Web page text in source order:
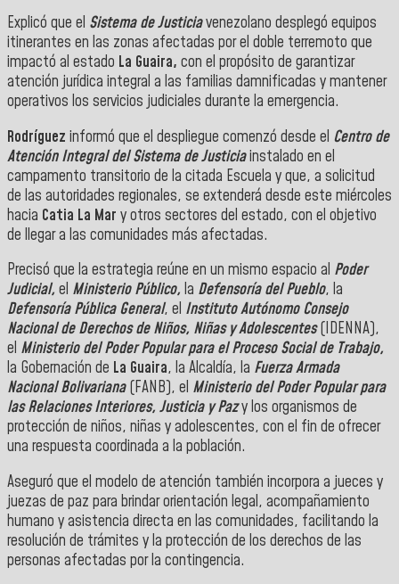
Explicó que el Sistema de Justiciavenezolano desplegó equipos
itinerantes en las zonas afectadas por el doble terremoto que
impactó al estado La Guaira, con el propósito de garantizar
atención jurídica integral a las familias damnificadas y mantener
operativos los servicios judiciales durante la emergencia.
Rodríguez informó que el despliegue comenzó desde el Centro de
Atención Integral del Sistema de Justiciainstalado en el
campamento transitorio de la citada Escuela y que, a solicitud
de las autoridades regionales, se extenderá desde este miércoles
hacia Catia La Mar y otros sectores del estado, con el objetivo
de llegar a las comunidades más afectadas.
Precisó que la estrategia reúne en un mismo espacio al Poder
Judicial, el Ministerio Público, la Defensoría del Pueblo, la
Defensoría Pública General, el Instituto Autónomo Consejo
Nacional de Derechos de Niños, Niñas y Adolescentes(IDENNA),
el Ministerio del Poder Popular para el Proceso Social de Trabajo,
la Gobernación de La Guaira, la Alcaldía, la Fuerza Armada
Nacional Bolivariana(FANB), el Ministerio del Poder Popular para
las Relaciones Interiores, Justicia y Pazy los organismos de
protección de niños, niñas y adolescentes, con el fin de ofrecer
una respuesta coordinada a la población.
Aseguró que el modelo de atención también incorpora a jueces y
juezas de paz para brindar orientación legal, acompañamiento
humano y asistencia directa en las comunidades, facilitando la
resolución de trámites y la protección de los derechos de las
personas afectadas por la contingencia.